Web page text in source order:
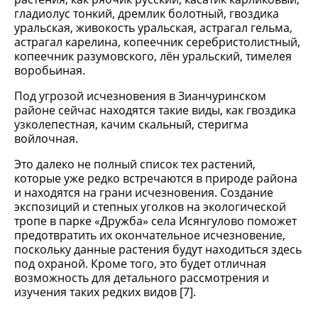
гладиолус тонкий, дремлик болотный, гвоздика
уральская, живокость уральская, астрагал гельма,
астрагал карелина, копеечник серебристолистный,
копеечник разумовского, лён уральский, тимелея
воробьиная.
Под угрозой исчезновения в Зианчуринском
районе сейчас находятся такие виды, как гвоздика
узколепестная, качим скальный, стеригма
войлочная.
Это далеко не полный список тех растений,
которые уже редко встречаются в природе района
и находятся на грани исчезновения. Создание
экспозиций и степных уголков на экологической
тропе в парке «Дружба» села Исянгулово поможет
предотвратить их окончательное исчезновение,
поскольку данные растения будут находиться здесь
под охраной. Кроме того, это будет отличная
возможность для детального рассмотрения и
изучения таких редких видов [7].